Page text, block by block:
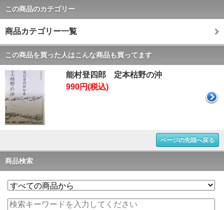
この商品のカテゴリー
商品カテゴリー一覧
この商品を買った人はこんな商品も買ってます
能村登四郎 定本枯野の沖
990円(税込)
ページの先頭へ戻る
商品検索